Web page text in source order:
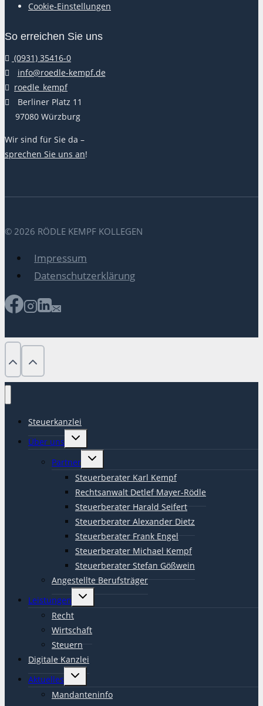
Cookie-Einstellungen
So erreichen Sie uns
(0931) 35416-0
E-
Mail:
info@roedle-kempf.de
roedle_kempf
Adresse:
Berliner Platz 11
97080 Würzburg
Wir sind für Sie da –
sprechen Sie uns an!
© 2026 RÖDLE KEMPF KOLLEGEN
Impressum
Datenschutzerklärung
Steuerkanzlei
Über uns
Untermenü
umschalten
Partner
Untermenü
umschalten
Steuerberater Karl Kempf
Rechtsanwalt Detlef Mayer-Rödle
Steuerberater Harald Seifert
Steuerberater Alexander Dietz
Steuerberater Frank Engel
Steuerberater Michael Kempf
Steuerberater Stefan Gößwein
Angestellte Berufsträger
Leistungen
Untermenü
umschalten
Recht
Wirtschaft
Steuern
Digitale Kanzlei
Aktuelles
Untermenü
umschalten
Mandanteninfo